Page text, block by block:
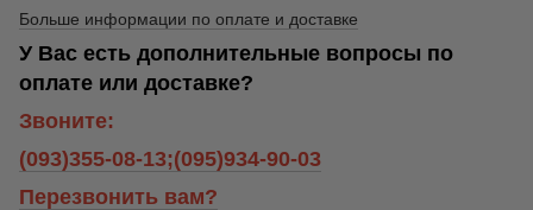
Больше информации по оплате и доставке
У Вас есть дополнительные вопросы по
оплате или доставке?
Звоните:
(093)355-08-13;(095)934-90-03
Перезвонить вам?